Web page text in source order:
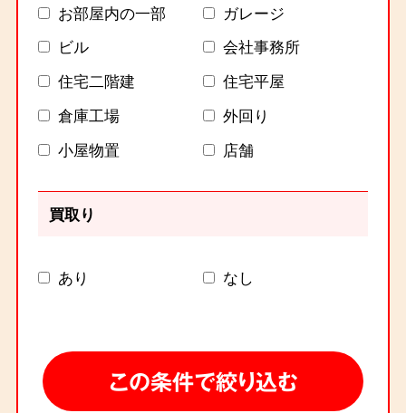
お部屋内の一部
ガレージ
ビル
会社事務所
住宅二階建
住宅平屋
倉庫工場
外回り
小屋物置
店舗
買取り
あり なし